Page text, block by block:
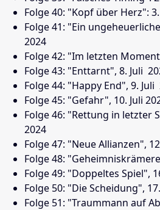
Folge 40: "Kopf über Herz": 3.
Folge 41: "Ein
2024
Folge 42: "Im letzten
Folge 43: "Enttarnt", 8. Juli
Folge 44: "Happy End", 9. Juli
Folge 45: "Gefahr", 10. Juli
Folge 46: "Rettung in letzter
2024
Folge 47: "Neue Allianzen",
Folge 48:
Folge 49: "Doppeltes Spiel",
Folge 50: "Die Scheidung",
Folge 51: "Traummann auf